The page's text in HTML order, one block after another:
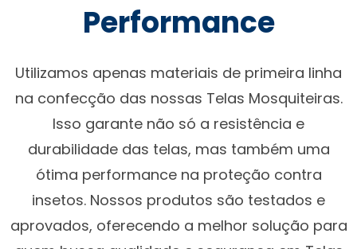
Performance
Utilizamos apenas materiais de primeira linha
na confecção das nossas Telas Mosquiteiras.
Isso garante não só a resistência e
durabilidade das telas, mas também uma
ótima performance na proteção contra
insetos. Nossos produtos são testados e
aprovados, oferecendo a melhor solução para